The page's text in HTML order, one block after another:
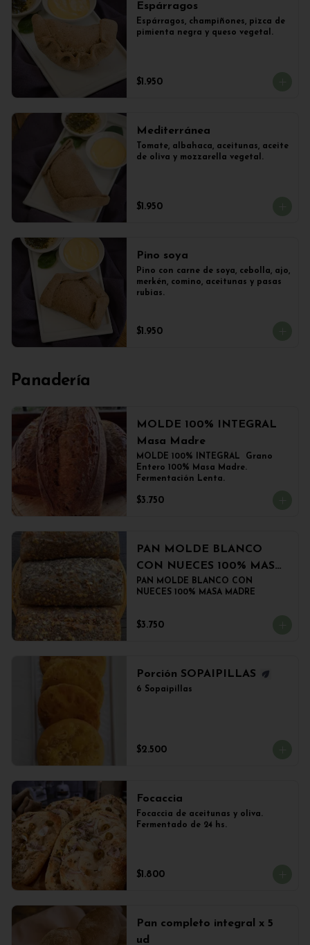
Espárragos
Espárragos, champiñones, pizca de
pimienta negra y queso vegetal.
$1.950
Mediterránea
Tomate, albahaca, aceitunas, aceite
de oliva y mozzarella vegetal.
$1.950
Pino soya
Pino con carne de soya, cebolla, ajo,
merkén, comino, aceitunas y pasas
rubias.
$1.950
Panadería
MOLDE 100% INTEGRAL
Masa Madre
MOLDE 100% INTEGRAL  Grano
Entero 100% Masa Madre.
Fermentación Lenta.
$3.750
PAN MOLDE BLANCO
CON NUECES 100% MASA
MADRE
PAN MOLDE BLANCO CON
NUECES 100% MASA MADRE
$3.750
Porción SOPAIPILLAS
6 Sopaipillas
$2.500
Focaccia
Focaccia de aceitunas y oliva.
Fermentado de 24 hs.
$1.800
Pan completo integral x 5
ud